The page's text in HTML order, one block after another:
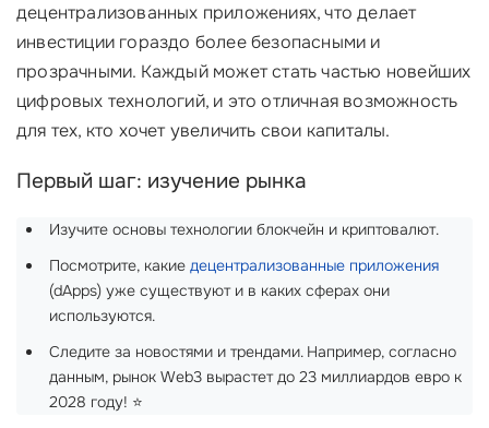
децентрализованных приложениях, что делает
инвестиции гораздо более безопасными и
прозрачными. Каждый может стать частью новейших
цифровых технологий, и это отличная возможность
для тех, кто хочет увеличить свои капиталы.
Первый шаг: изучение рынка
Изучите основы технологии блокчейн и криптовалют.
Посмотрите, какие децентрализованные приложения
(dApps) уже существуют и в каких сферах они
используются.
Следите за новостями и трендами. Например, согласно
данным, рынок Web3 вырастет до 23 миллиардов евро к
2028 году! ⭐